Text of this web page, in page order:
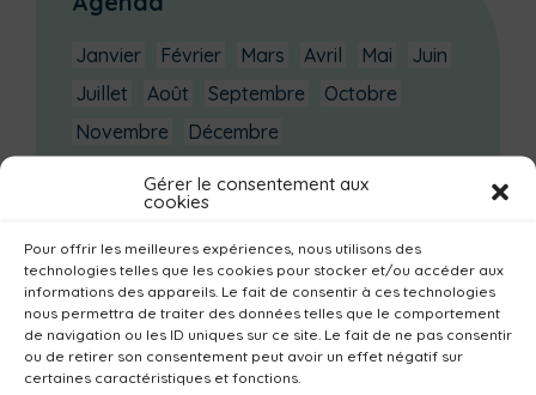
Gérer le consentement aux
cookies
Pour offrir les meilleures expériences, nous utilisons des
technologies telles que les cookies pour stocker et/ou accéder aux
informations des appareils. Le fait de consentir à ces technologies
nous permettra de traiter des données telles que le comportement
de navigation ou les ID uniques sur ce site. Le fait de ne pas consentir
ou de retirer son consentement peut avoir un effet négatif sur
certaines caractéristiques et fonctions.
Janvier Février Mars Avril Mai
Juin
Juillet
Août Septembre
Octobre
Novembre
Décembre
Dernières actualités
scolaire
Ateliers sur la périnatalité
La saison culturelle 2026-2027 est lancée !
Changements d’horaires activités jeunes